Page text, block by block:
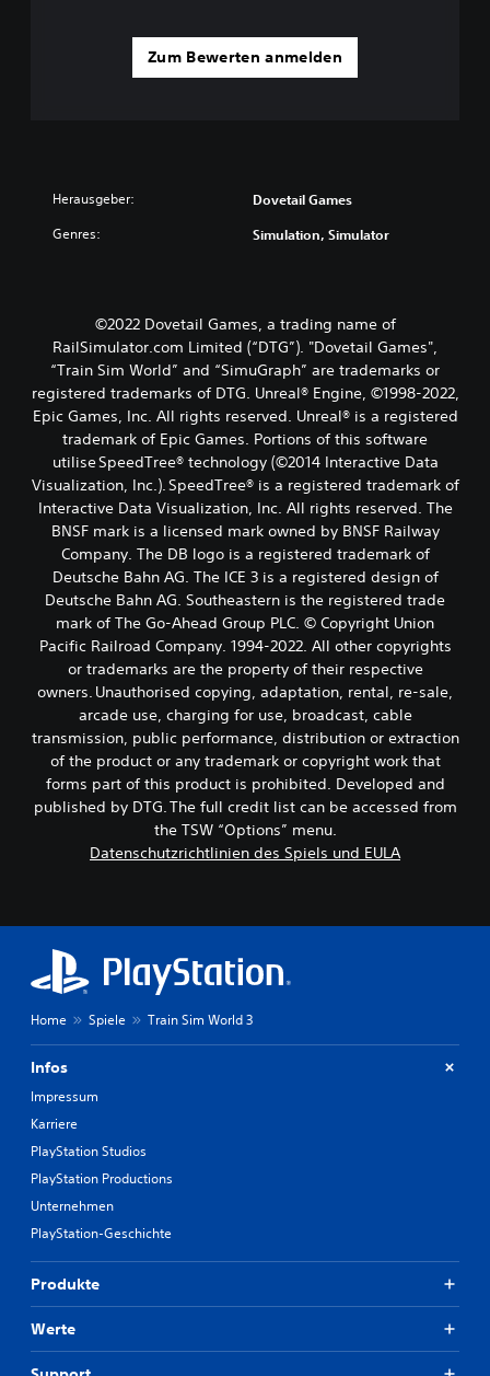
Zum Bewerten anmelden
Herausgeber: Dovetail Games
Genres: Simulation, Simulator
©2022 Dovetail Games, a trading name of
RailSimulator.com Limited (“DTG”). "Dovetail Games",
“Train Sim World” and “SimuGraph” are trademarks or
registered trademarks of DTG. Unreal® Engine, ©1998-2022,
Epic Games, Inc. All rights reserved. Unreal® is a registered
trademark of Epic Games. Portions of this software
utilise SpeedTree® technology (©2014 Interactive Data
Visualization, Inc.). SpeedTree® is a registered trademark of
Interactive Data Visualization, Inc. All rights reserved. The
BNSF mark is a licensed mark owned by BNSF Railway
Company. The DB logo is a registered trademark of
Deutsche Bahn AG. The ICE 3 is a registered design of
Deutsche Bahn AG. Southeastern is the registered trade
mark of The Go-Ahead Group PLC. © Copyright Union
Pacific Railroad Company. 1994-2022. All other copyrights
or trademarks are the property of their respective
owners. Unauthorised copying, adaptation, rental, re-sale,
arcade use, charging for use, broadcast, cable
transmission, public performance, distribution or extraction
of the product or any trademark or copyright work that
forms part of this product is prohibited. Developed and
published by DTG. The full credit list can be accessed from
the TSW “Options” menu.
Datenschutzrichtlinien des Spiels und EULA
Home Spiele Train Sim World 3
Infos
Impressum
Karriere
PlayStation Studios
PlayStation Productions
Unternehmen
PlayStation-Geschichte
Produkte
Werte